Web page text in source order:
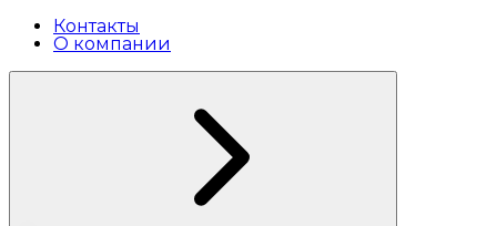
Контакты
О компании